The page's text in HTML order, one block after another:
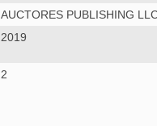
AUCTORES PUBLISHING
2019
2